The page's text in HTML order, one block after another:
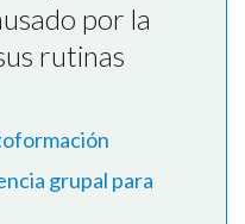
por la
rutinas
grupal para